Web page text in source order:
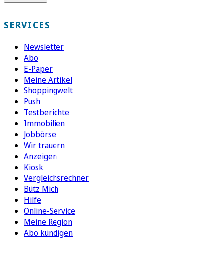
SERVICES
Newsletter
Abo
E-Paper
Meine Artikel
Shoppingwelt
Push
Testberichte
Immobilien
Jobbörse
Wir trauern
Anzeigen
Kiosk
Vergleichsrechner
Bütz Mich
Hilfe
Online-Service
Meine Region
Abo kündigen